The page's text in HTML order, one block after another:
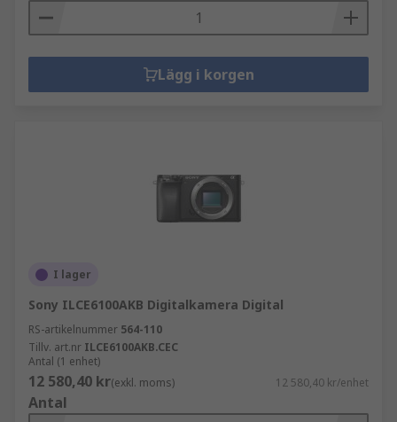
Lägg i korgen
I lager
Sony ILCE6100AKB Digitalkamera Digital
RS-artikelnummer 564-110
Tillv. art.nr ILCE6100AKB.CEC
Antal (1 enhet)
12 580,40 kr(exkl. moms) 12 580,40 kr/enhet
Antal